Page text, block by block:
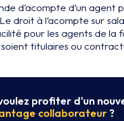
d’acompte d’un agent
droit à l’acompte sur
pour les agents de la
soient titulaires ou
profiter d'un
collaborateur?